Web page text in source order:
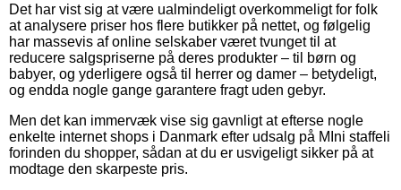
Det har vist sig at være ualmindeligt overkommeligt for folk
at analysere priser hos flere butikker på nettet, og følgelig
har massevis af online selskaber været tvunget til at
reducere salgspriserne på deres produkter – til børn og
babyer, og yderligere også til herrer og damer – betydeligt,
og endda nogle gange garantere fragt uden gebyr.
Men det kan immervæk vise sig gavnligt at efterse nogle
enkelte internet shops i Danmark efter udsalg på MIni staffeli
forinden du shopper, sådan at du er usvigeligt sikker på at
modtage den skarpeste pris.